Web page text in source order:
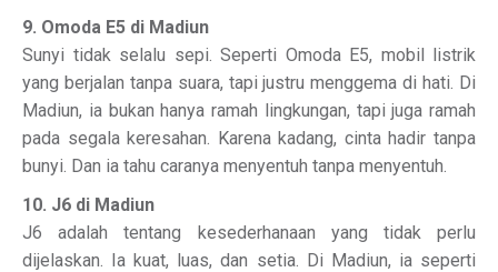
9. Omoda E5 di Madiun
Sunyi tidak selalu sepi. Seperti Omoda E5, mobil listrik
yang berjalan tanpa suara, tapi justru menggema di hati. Di
Madiun, ia bukan hanya ramah lingkungan, tapi juga ramah
pada segala keresahan. Karena kadang, cinta hadir tanpa
bunyi. Dan ia tahu caranya menyentuh tanpa menyentuh.
10. J6 di Madiun
J6 adalah tentang kesederhanaan yang tidak perlu
dijelaskan. Ia kuat, luas, dan setia. Di Madiun, ia seperti